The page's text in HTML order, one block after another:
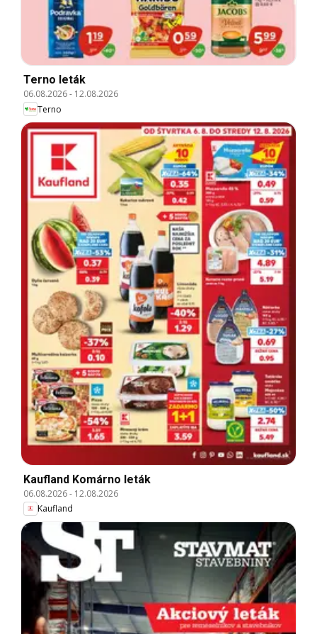
Terno leták
06.08.2026- 12.08.2026
Terno
Kaufland Komárno leták
06.08.2026- 12.08.2026
Kaufland